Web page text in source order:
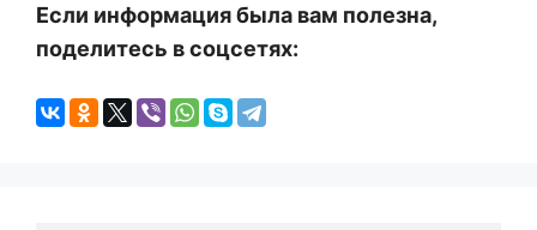
Если информация была вам полезна,
поделитесь в соцсетях: